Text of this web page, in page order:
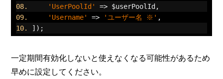
'UserPoolId'
=> $userPoolId ,
'Username'
=> 'ユーザー名 ※' ,
]);
一定期間有効化しないと使えなくなる可能性があるため
早めに設定してください。